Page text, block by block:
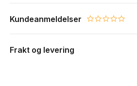
Kundeanmeldelser 0.0 star rating
Frakt og levering